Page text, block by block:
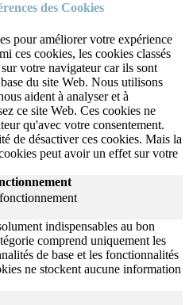
des Cookies
pour améliorer votre expérience
ces cookies, les cookies classés
votre navigateur car ils sont
du site Web. Nous utilisons
aident à analyser et à
ce site Web. Ces cookies ne
qu'avec votre consentement.
de désactiver ces cookies. Mais la
peut avoir un effet sur votre
indispensables au bon
comprend uniquement les
de base et les fonctionnalités
ne stockent aucune information